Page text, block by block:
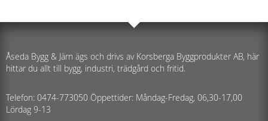
Åseda Bygg & Järn ägs och drivs av Korsberga Byggprodukter AB, här
hittar du allt till bygg, industri, trädgård och fritid.
Telefon: 0474-773050 Öppettider: Måndag-Fredag, 06,30-17,00
Lördag 9-13